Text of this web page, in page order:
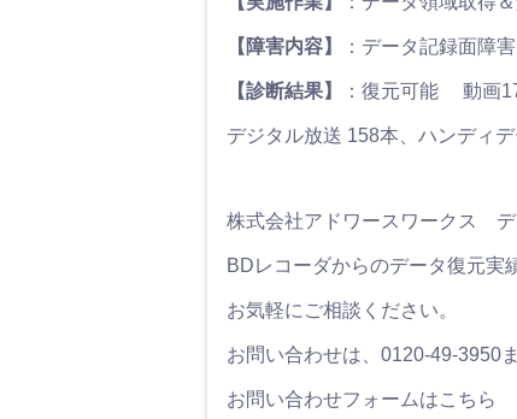
【障害内容】 ：データ記録面障
【診断結果】 ：復元可能 動画
デジタル放送 158本、ハンディ
株式会社アドワースワークス
BDレコーダからのデータ復元実
お気軽にご相談ください。
お問い合わせは、0120-49-3950
お問い合わせフォームはこちら